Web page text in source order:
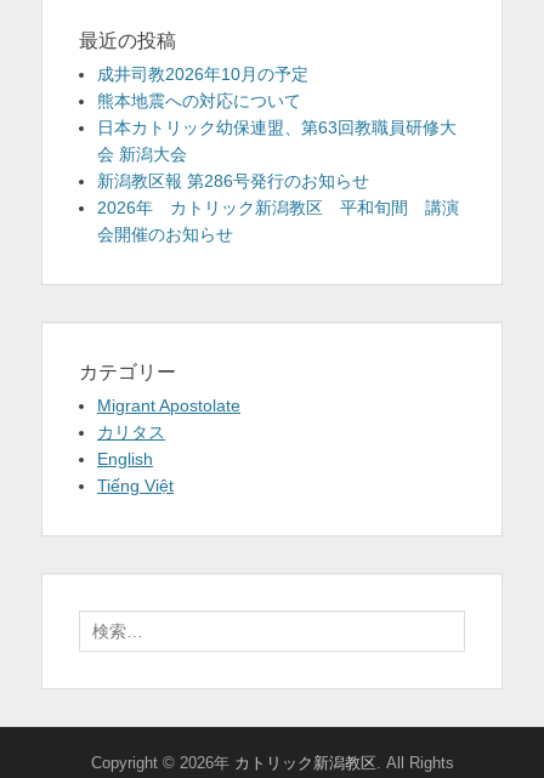
最近の投稿
成井司教2026年10月の予定
熊本地震への対応について
日本カトリック幼保連盟、第63回教職員研修大
会 新潟大会
新潟教区報 第286号発行のお知らせ
2026年 カトリック新潟教区 平和旬間 講演
会開催のお知らせ
カテゴリー
Migrant Apostolate
カリタス
English
Tiếng Việt
索:
Copyright © 2026年 カトリック新潟教区 . All Rights